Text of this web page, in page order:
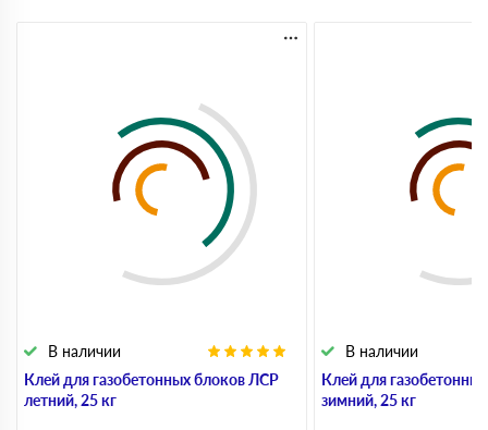
Клей для газобетонных блоков ЛСР
летний, 25 кг
В наличии
Клей для
зимний, 25 кг
В наличии